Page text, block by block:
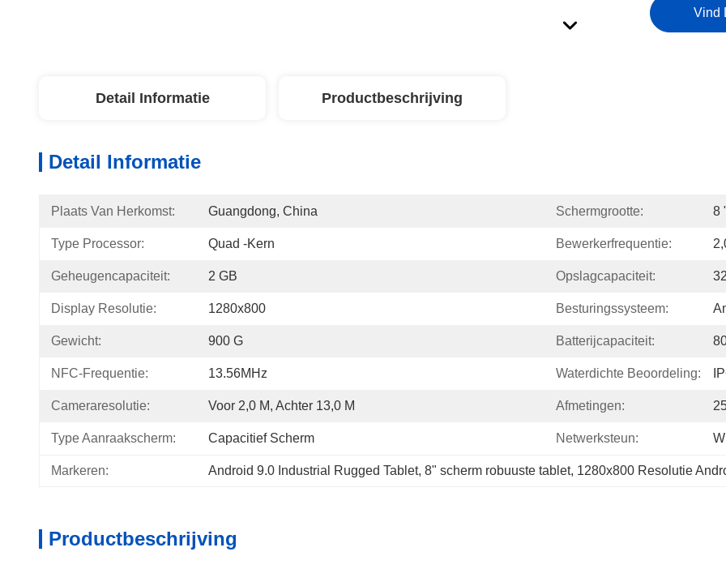
Vind
Detail Informatie Productbeschrijving
Detail Informatie
Plaats Van Herkomst: Guangdong, China Schermgrootte: 8
Type Processor: Quad -kern Bewerkerfrequentie:
Geheugencapaciteit: 2 GB Opslagcapaciteit:
Display Resolutie: 1280x800 Besturingssysteem:
Gewicht: 900 G Batterijcapaciteit:
NFC-Frequentie: 13.56MHz Waterdichte Beoordeling:
Cameraresolutie: Voor 2,0 M, Achter 13,0 M Afmetingen:
Type Aanraakscherm: Capacitief Scherm Netwerksteun:
Markeren: Android 9.0 Industrial Rugged Tablet, 8" scherm robuuste tablet, 1280x800 Resolutie
Productbeschrijving